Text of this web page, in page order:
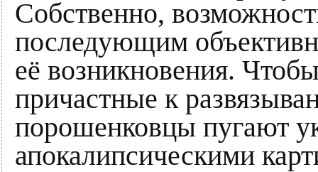
Собственно,
последующим
её возникновения.
причастные к
порошенковцы пугают
апокалипсическими